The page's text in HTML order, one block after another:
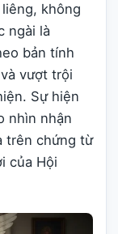
không
ngài là
bản tính
vượt trội
Sự hiện
nhìn nhận
trên chứng từ
của Hội